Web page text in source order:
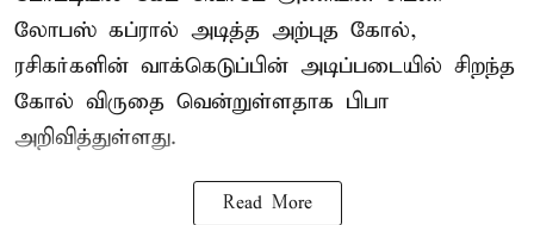
லோபஸ் கப்ரால் அடித்த அற்புத கோல்,
ரசிகர்களின் வாக்கெடுப்பின் அடிப்படையில் சிறந்த
கோல் விருதை வென்றுள்ளதாக பிபா
அறிவித்துள்ளது.
Read More